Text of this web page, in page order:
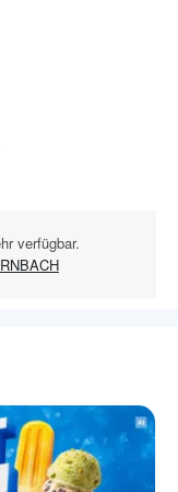
verfügbar.